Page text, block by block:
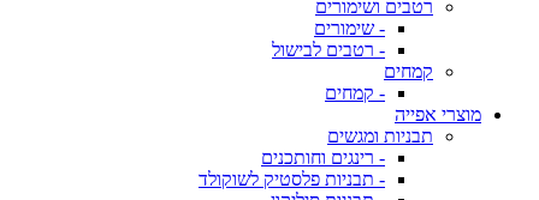
רטבים ושימורים
- שימורים
- רטבים לבישול
קמחים
- קמחים
מוצרי אפייה
תבניות ומגשים
- רינגים וחותכנים
- תבניות פלסטיק לשוקולד